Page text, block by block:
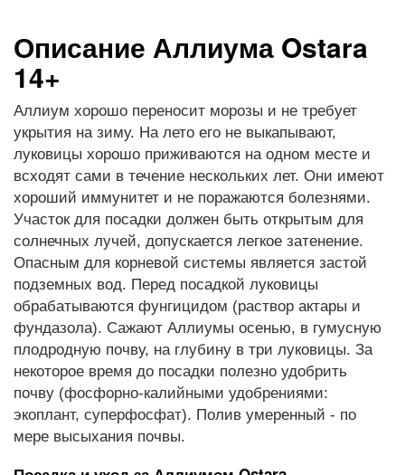
Описание Аллиума Ostara
14+
Аллиум хорошо переносит морозы и не требует
укрытия на зиму. На лето его не выкапывают,
луковицы хорошо приживаются на одном месте и
всходят сами в течение нескольких лет. Они имеют
хороший иммунитет и не поражаются болезнями.
Участок для посадки должен быть открытым для
солнечных лучей, допускается легкое затенение.
Опасным для корневой системы является застой
подземных вод. Перед посадкой луковицы
обрабатываются фунгицидом (раствор актары и
фундазола). Сажают Аллиумы осенью, в гумусную
плодродную почву, на глубину в три луковицы. За
некоторое время до посадки полезно удобрить
почву (фосфорно-калийными удобрениями:
экоплант, суперфосфат). Полив умеренный - по
мере высыхания почвы.